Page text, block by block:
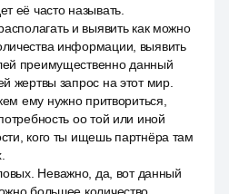
её часто называть.
и выявить как можно
информации, выявить
преимущественно данный
жертвы запрос на этот мир.
ему нужно притвориться,
оо той или иной
кого ты ищешь партнёра там
Неважно, да, вот данный